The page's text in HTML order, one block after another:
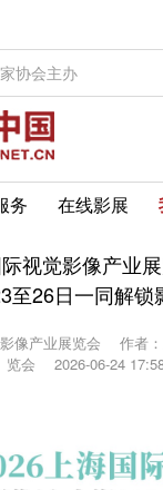
协会主办
务 在线影展
视觉影像产业
至26日一同解锁
像产业展览会
作者
览会
2026-06-24